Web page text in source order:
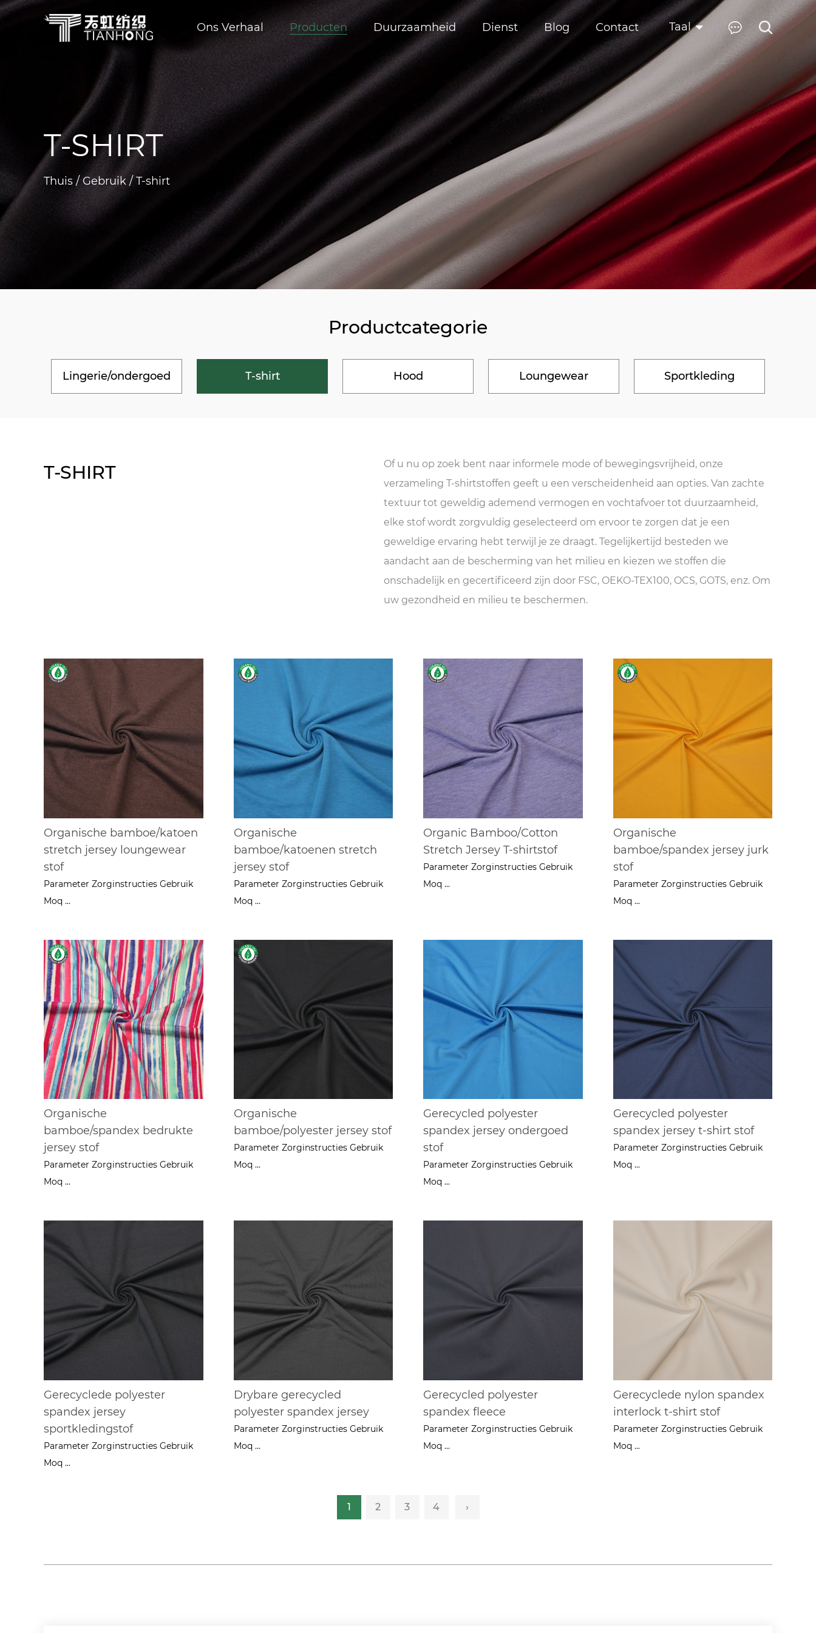
Ons Verhaal Producten Duurzaamheid Dienst Blog Contact Taal
T-SHIRT
Thuis / Gebruik / T-shirt
Productcategorie
Lingerie/ondergoed T-shirt Hood Loungewear Sportkleding
T-SHIRT
Of u nu op zoek bent naar informele mode of bewegingsvrijheid, onze
verzameling T-shirtstoffen geeft u een verscheidenheid aan opties. Van zachte
textuur tot geweldig ademend vermogen en vochtafvoer tot duurzaamheid,
elke stof wordt zorgvuldig geselecteerd om ervoor te zorgen dat je een
geweldige ervaring hebt terwijl je ze draagt. Tegelijkertijd besteden we
aandacht aan de bescherming van het milieu en kiezen we stoffen die
onschadelijk en gecertificeerd zijn door FSC, OEKO-TEX100, OCS, GOTS, enz. Om
uw gezondheid en milieu te beschermen.
Organische bamboe/katoen
stretch jersey loungewear
stof
Parameter Zorginstructies Gebruik
Moq ...
Organische
bamboe/katoenen stretch
jersey stof
Parameter Zorginstructies Gebruik
Moq ...
Organic Bamboo/Cotton
Stretch Jersey T-shirtstof
Parameter Zorginstructies Gebruik
Moq ...
Organische
bamboe/spandex jersey jurk
stof
Parameter Zorginstructies Gebruik
Moq ...
Organische
bamboe/spandex bedrukte
jersey stof
Parameter Zorginstructies Gebruik
Moq ...
Organische
bamboe/polyester jersey stof
Parameter Zorginstructies Gebruik
Moq ...
Gerecycled polyester
spandex jersey ondergoed
stof
Parameter Zorginstructies Gebruik
Moq ...
Gerecycled polyester
spandex jersey t-shirt stof
Parameter Zorginstructies Gebruik
Moq ...
Gerecyclede polyester
spandex jersey
sportkledingstof
Parameter Zorginstructies Gebruik
Moq ...
Drybare gerecycled
polyester spandex jersey
Parameter Zorginstructies Gebruik
Moq ...
Gerecycled polyester
spandex fleece
Parameter Zorginstructies Gebruik
Moq ...
Gerecyclede nylon spandex
interlock t-shirt stof
Parameter Zorginstructies Gebruik
Moq ...
1 2 3 4 ›